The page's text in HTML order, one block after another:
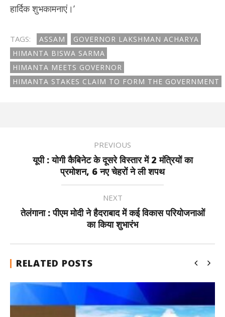
हार्दिक शुभकामनाएं।’
TAGS: ASSAM
GOVERNOR LAKSHMAN ACHARYA
HIMANTA BISWA SARMA
HIMANTA MEETS GOVERNOR
HIMANTA STAKES CLAIM TO FORM THE GOVERNMENT
PREVIOUS
यूपी : योगी कैबिनेट के दूसरे विस्तार में 2 मंत्रियों का
प्रमोशन, 6 नए चेहरों ने ली शपथ
NEXT
तेलंगाना : पीएम मोदी ने हैदराबाद में कई विकास परियोजनाओं
का किया शुभारंभ
RELATED POSTS